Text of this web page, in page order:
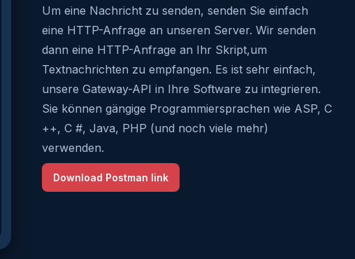
Um eine Nachricht zu senden, senden Sie einfach
eine HTTP-Anfrage an unseren Server. Wir senden
dann eine HTTP-Anfrage an Ihr Skript,um
Textnachrichten zu empfangen. Es ist sehr einfach,
unsere Gateway-API in Ihre Software zu integrieren.
Sie können gängige Programmiersprachen wie ASP, C
++, C #, Java, PHP (und noch viele mehr)
verwenden.
Download Postman link